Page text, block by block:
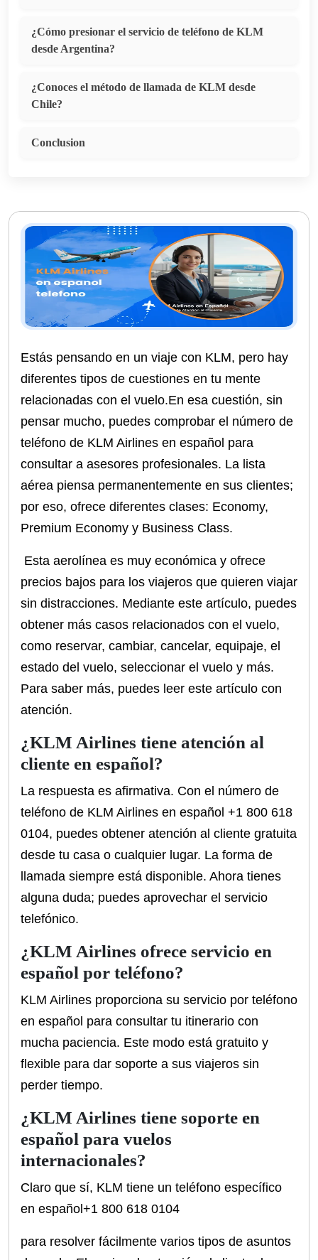
¿Cómo presionar el servicio de teléfono de KLM
desde Argentina?
¿Conoces el método de llamada de KLM desde
Chile?
Conclusion
Estás pensando en un viaje con KLM, pero hay
diferentes tipos de cuestiones en tu mente
relacionadas con el vuelo.En esa cuestión, sin
pensar mucho, puedes comprobar el número de
teléfono de KLM Airlines en español para
consultar a asesores profesionales. La lista
aérea piensa permanentemente en sus clientes;
por eso, ofrece diferentes clases: Economy,
Premium Economy y Business Class.
Esta aerolínea es muy económica y ofrece
precios bajos para los viajeros que quieren viajar
sin distracciones. Mediante este artículo, puedes
obtener más casos relacionados con el vuelo,
como reservar, cambiar, cancelar, equipaje, el
estado del vuelo, seleccionar el vuelo y más.
Para saber más, puedes leer este artículo con
atención.
¿KLM Airlines tiene atención al
cliente en español?
La respuesta es afirmativa. Con el número de
teléfono de KLM Airlines en español +1 800 618
0104, puedes obtener atención al cliente gratuita
desde tu casa o cualquier lugar. La forma de
llamada siempre está disponible. Ahora tienes
alguna duda; puedes aprovechar el servicio
telefónico.
¿KLM Airlines ofrece servicio en
español por teléfono?
KLM Airlines proporciona su servicio por teléfono
en español para consultar tu itinerario con
mucha paciencia. Este modo está gratuito y
flexible para dar soporte a sus viajeros sin
perder tiempo.
¿KLM Airlines tiene soporte en
español para vuelos
internacionales?
Claro que sí, KLM tiene un teléfono específico
en español+1 800 618 0104
para resolver fácilmente varios tipos de asuntos